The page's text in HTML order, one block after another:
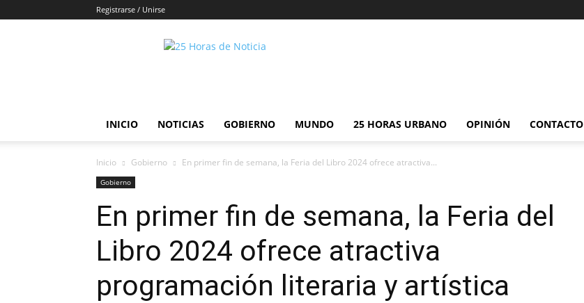
Registrarse / Unirse
25horasdenoticias
INICIO NOTICIAS GOBIERNO MUNDO 25 HORAS URBANO OPINIÓN CONTACTO
Inicio Gobierno En primer fin de semana, la Feria del Libro 2024 ofrece atractiva...
Gobierno
En primer fin de semana, la Feria del
Libro 2024 ofrece atractiva
programación literaria y artística